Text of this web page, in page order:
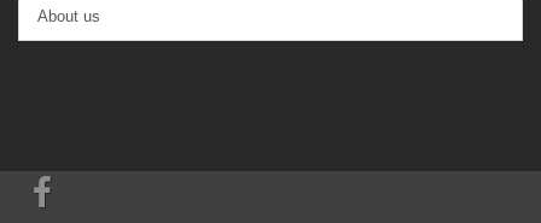
About us